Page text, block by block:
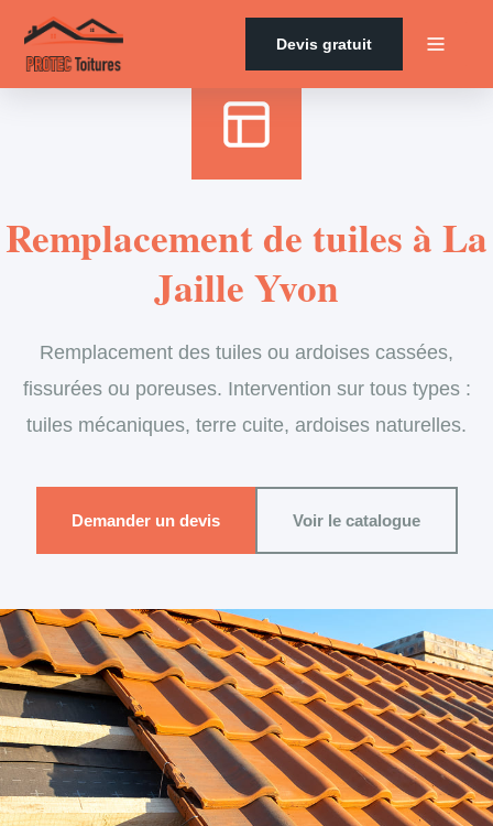
Devis gratuit
Remplacement de tuiles à La
Jaille Yvon
Remplacement des tuiles ou ardoises cassées,
fissurées ou poreuses. Intervention sur tous types :
tuiles mécaniques, terre cuite, ardoises naturelles.
Demander un devis Voir le catalogue